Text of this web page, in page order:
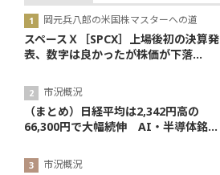
岡元兵八郎の米国株マスターへの道
スペースＸ［SPCX］上場後初の決算発
表、数字は良かったが株価が下落...
市況概況
（まとめ）日経平均は2,342円高の
66,300円で大幅続伸 AI・半導体銘...
市況概況